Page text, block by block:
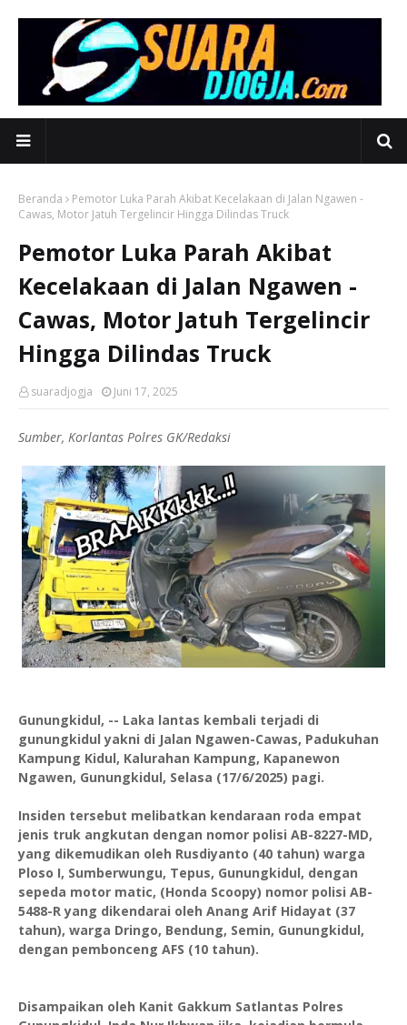
Beranda
Pemotor Luka Parah Akibat Kecelakaan di Jalan Ngawen -
Cawas, Motor Jatuh Tergelincir Hingga Dilindas Truck
Pemotor Luka Parah Akibat
Kecelakaan di Jalan Ngawen -
Cawas, Motor Jatuh Tergelincir
Hingga Dilindas Truck
suaradjogja Juni 17, 2025
Sumber, Korlantas Polres GK/Redaksi
Gunungkidul, -- Laka lantas kembali terjadi di
gunungkidul yakni di Jalan Ngawen-Cawas, Padukuhan
Kampung Kidul, Kalurahan Kampung, Kapanewon
Ngawen, Gunungkidul, Selasa (17/6/2025) pagi.
Insiden tersebut melibatkan kendaraan roda empat
jenis truk angkutan dengan nomor polisi AB-8227-MD,
yang dikemudikan oleh Rusdiyanto (40 tahun) warga
Ploso I, Sumberwungu, Tepus, Gunungkidul, dengan
sepeda motor matic, (Honda Scoopy) nomor polisi AB-
5488-R yang dikendarai oleh Anang Arif Hidayat (37
tahun), warga Dringo, Bendung, Semin, Gunungkidul,
dengan pembonceng AFS (10 tahun).
Disampaikan oleh Kanit Gakkum Satlantas Polres